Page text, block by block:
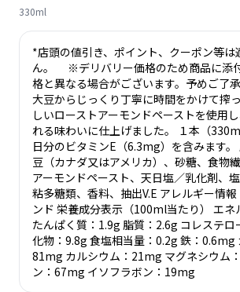
330ml
*店頭の値引き、ポイント、クーポン等は
ん。 ※デリバリー価格のため商品に添
格と異なる場合がございます。予めご了
大豆からじっくり丁寧に時間をかけて搾
しいローストアーモンドペーストを使用
れる味わいに仕上げました。 １本（
日分のビタミンE（6.3mg）を含みます
豆（カナダ又はアメリカ）、砂糖、食物
アーモンドペースト、天日塩／乳化剤、
粘多糖類、香料、抽出V.E アレルギー情
ンド 栄養成分表示（100ml当たり） エ
たんぱく質：1.9g 脂質：2.6g コレステ
化物：9.8g 食塩相当量：0.2g 鉄：0.6mg
81mg カルシウム：21mg マグネシウム
ン：67mg イソフラボン：19mg